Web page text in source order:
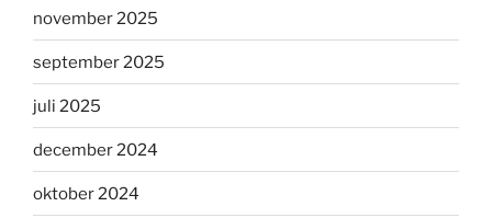
november 2025
september 2025
juli 2025
december 2024
oktober 2024